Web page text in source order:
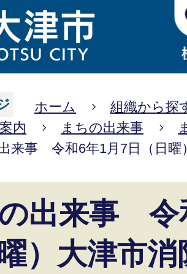
ホーム
組織から探
内 まちの出来事
来事 令和6年1月7日（日曜
出来事 令
曜）大津市